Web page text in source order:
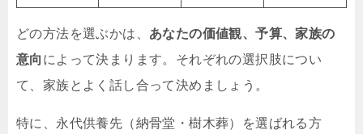
どの方法を選ぶかは、 あなたの価値観、予算、家族の
意向 によって決まります。それぞれの選択肢につい
て、家族とよく話し合って決めましょう。
特に、永代供養先（納骨堂・樹木葬）を選ばれる方